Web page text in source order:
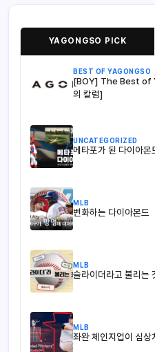
YAGONGSO PICK
BEST OF YAGONGSO
[BOY] The Best of
의 칼럼]
UNCATEGORIZED
메타포가 된 다이아몬
MLB
변화하는 다이아몬드
MLB
슬라이더라고 불리는
MLB
좌완 체인지업이 심상